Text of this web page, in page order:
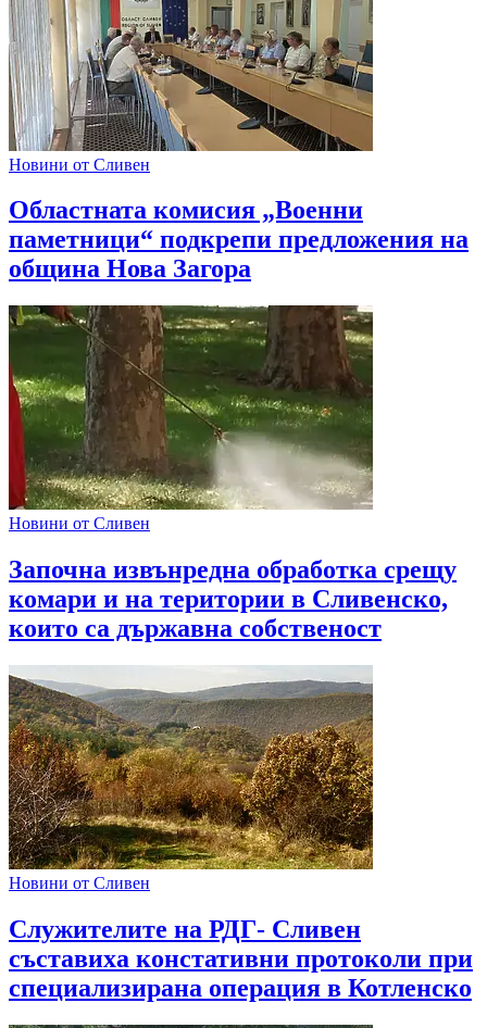
Новини от Сливен
Областната комисия „Военни
паметници“ подкрепи предложения на
община Нова Загора
Новини от Сливен
Започна извънредна обработка срещу
комари и на територии в Сливенско,
които са държавна собственост
Новини от Сливен
Служителите на РДГ- Сливен
съставиха констативни протоколи при
специализирана операция в Котленско